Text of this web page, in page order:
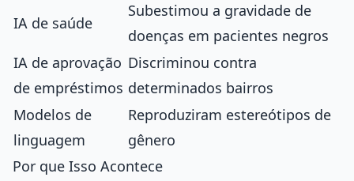
IA de saúde
Subestimou a gravidade de
doenças em pacientes negros
IA de aprovação
de empréstimos
Discriminou contra
determinados bairros
Modelos de
linguagem
Reproduziram estereótipos de
gênero
Por que Isso Acontece